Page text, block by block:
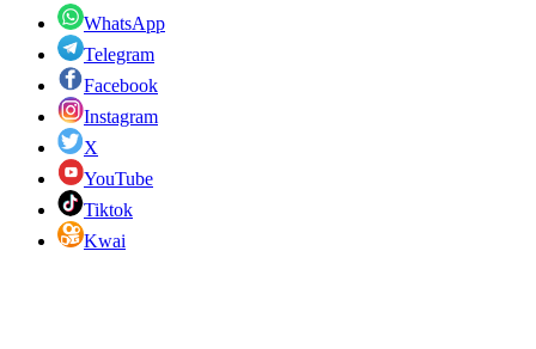
WhatsApp
Telegram
Facebook
Instagram
X
YouTube
Tiktok
Kwai